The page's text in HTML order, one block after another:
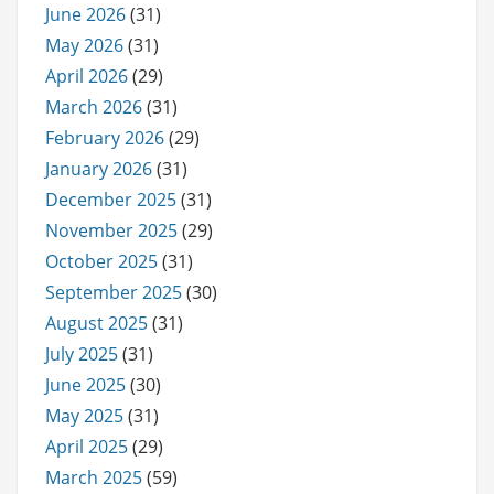
June 2026(31)
May 2026(31)
April 2026(29)
March 2026(31)
February 2026(29)
January 2026(31)
December 2025(31)
November 2025(29)
October 2025(31)
September 2025(30)
August 2025(31)
July 2025(31)
June 2025(30)
May 2025(31)
April 2025(29)
March 2025(59)